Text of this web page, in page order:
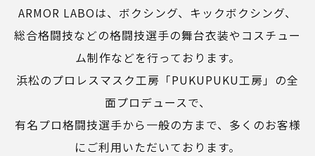
ARMOR LABOは、ボクシング、キックボクシング、
総合格闘技などの格闘技選手の舞台衣装やコスチュー
ム制作などを行っております。
浜松のプロレスマスク工房「PUKUPUKU工房」の全
面プロデュースで、
有名プロ格闘技選手から一般の方まで、多くのお客様
にご利用いただいております。